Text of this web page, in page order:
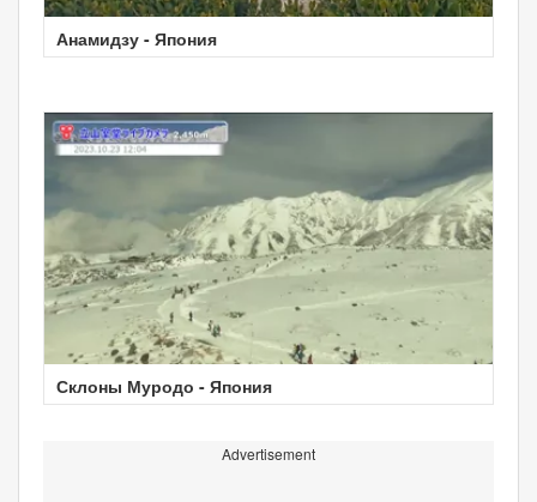
Анамидзу - Япония
Склоны Муродо - Япония
Advertisement